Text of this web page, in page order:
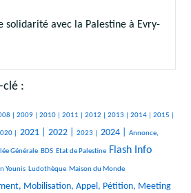
solidarité avec la Palestine à Evry-
clé :
|2009 |2010 |2011 |2012 |2013 |2014 |2015 |
| 2021 | 2022 | 2023 | 2024 | Annonce,
Générale BDS Etat de Palestine Flash Info
Younis Ludothèque Maison du Monde
Mobilisation, Appel, Pétition, Meeting